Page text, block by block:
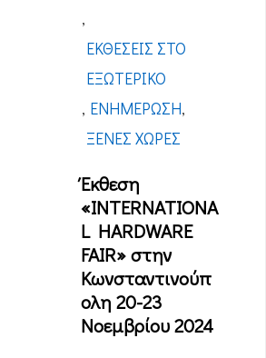
,
ΕΚΘΈΣΕΙΣ ΣΤΟ
ΕΞΩΤΕΡΙΚΌ
, ΕΝΗΜΈΡΩΣΗ,
ΞΈΝΕΣ ΧΏΡΕΣ
Έκθεση
«INTERNATIONA
L HARDWARE
FAIR» στην
Κωνσταντινούπ
ολη 20-23
Νοεμβρίου 2024